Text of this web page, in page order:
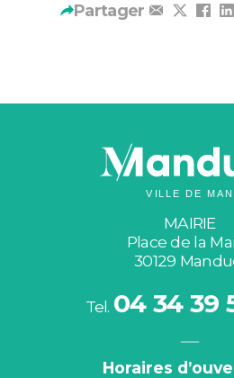
Partager
MAIRIE
Place de la
30129
Tel. 04 34 39
Horaires